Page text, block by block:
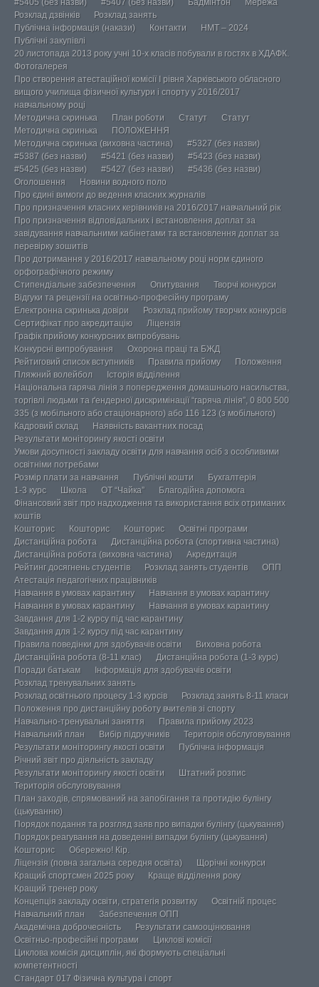
#5405 (без назви)
#5407 (без назви) Бадмінтон
Мережа
Розклад дзвінків
Розклад занять
Публічна інформація (накази)
Контакти
НМТ – 2024
Публічні закупівлі
20 листопада 2013 року учні 10-х класів побували в гостях в ХДАФК.
Фотогалерея
Про створення атестаційної комісії І рівня Харківського обласного
вищого училища фізичної культури і спорту у 2016/2017
навчальному році
Методична скринька
План роботи Статут
Статут
Методична скринька
ПОЛОЖЕННЯ
Методична скринька (виховна частина)
#5327 (без назви)
#5387 (без назви)
#5421 (без назви)
#5423 (без назви)
#5425 (без назви)
#5427 (без назви)
#5436 (без назви)
Оголошення
Новини водного поло
Про єдині вимоги до ведення класних журналів
Про призначення класних керівників на 2016/2017 навчальний рік
Про призначення відповідальних і встановлення доплат за
завідування навчальними кабінетами та встановлення доплат за
перевірку зошитів
Про дотримання у 2016/2017 навчальному році норм єдиного
орфографічного режиму
Стипендіальне забезпечення
Опитування
Творчі конкурси
Відгуки та рецензії на освітньо-професійну програму
Електронна скринька довіри
Розклад прийому творчих конкурсів
Сертифікат про акредитацію
Ліцензія
Графік прийому конкурсних випробувань
Конкурсні випробування
Охорона праці та БЖД
Рейтиговий список вступників
Правила прийому
Положення
Пляжний волейбол
Історія відділення
Національна гаряча лінія з попередження домашнього насильства,
торгівлі людьми та ґендерної дискримінації “гаряча лінія”, 0 800 500
335 (з мобільного або стаціонарного) або 116 123 (з мобільного)
Кадровий склад
Наявність вакантних посад
Результати моніторингу якості освіти
Умови досупності закладу освіти для навчання осіб з особливими
освітніми потребами
Розмір плати за навчання
Публічні кошти
Бухгалтерія
1-3 курс
Школа ОТ “Чайка”
Благодійна допомога
Фінансовий звіт про надходження та використання всіх отриманих
коштів
Кошторис
Кошторис Кошторис
Освітні програми
Дистанційна робота
Дистанційна робота (спортивна частина)
Дистанційна робота (виховна частина)
Акредитація
Рейтинг досягнень студентів
Розклад занять студентів
ОПП
Атестація педагогічних працівників
Навчання в умовах карантину
Навчання в умовах карантину
Навчання в умовах карантину
Навчання в умовах карантину
Завдання для 1-2 курсу під час карантину
Завдання для 1-2 курсу під час карантину
Правила поведінки для здобувачів освіти
Виховна робота
Дистанційна робота (8-11 клас)
Дистанційна робота (1-3 курс)
Поради батькам
Інформація для здобувачів освіти
Розклад тренувальних занять
Розклад освітнього процесу 1-3 курсів
Розклад занять 8-11 класи
Положення про дистанційну роботу вчителів зі спорту
Навчально-тренувальні заняття
Правила прийому 2023
Навчальний план
Вибір підручників
Територія обслуговування
Результати моніторингу якості освіти
Публічна інформація
Річний звіт про діяльність закладу
Результати моніторингу якості освіти
Штатний розпис
Територія обслуговування
План заходів, спрямований на запобігання та протидію булінгу
(цькуванню)
Порядок подання та розгляд заяв про випадки булінгу (цькування)
Порядок реагування на доведенні випадки булінгу (цькування)
Кошторис
Обережно! Кір.
Ліцензія (повна загальна середня освіта)
Щорічні конкурси
Кращий спортсмен 2025 року
Краще відділення року
Кращий тренер року
Концепція закладу освіти, стратегія розвитку
Освітній процес
Навчальний план
Забезпечення ОПП
Академічна доброчесність
Результати самооцінювання
Освітньо-професійні програми
Циклові комісії
Циклова комісія дисциплін, які формують спеціальні
компетентності
Стандарт 017 Фізична культура і спорт